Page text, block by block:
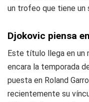
un trofeo que tiene un
Djokovic piensa
Este título llega en un
encara la temporada
puesta en Roland
recientemente su